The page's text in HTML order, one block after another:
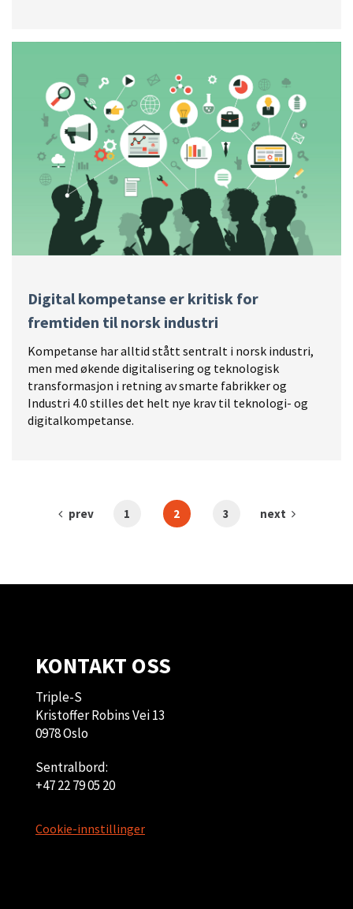
Digital kompetanse er kritisk for
fremtiden til norsk industri
Kompetanse har alltid stått sentralt i norsk industri,
men med økende digitalisering og teknologisk
transformasjon i retning av smarte fabrikker og
Industri 4.0 stilles det helt nye krav til teknologi- og
digitalkompetanse.
prev 1 2 3 next
KONTAKT OSS
Triple-S
Kristoffer Robins Vei 13
0978 Oslo
Sentralbord:
+47 22 79 05 20
Cookie-innstillinger